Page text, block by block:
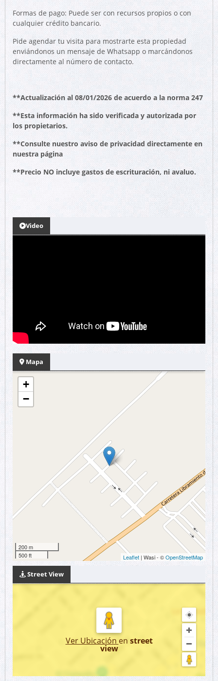
Formas de pago: Puede ser con recursos propios o con
cualquier crédito bancario.
Pide agendar tu visita para mostrarte esta propiedad
enviándonos un mensaje de Whatsapp o marcándonos
directamente al número de contacto.
**Actualización al 08/01/2026 de acuerdo a la norma 247
**Esta información ha sido verificada y autorizada por
los propietarios.
**Consulte nuestro aviso de privacidad directamente en
nuestra página
**Precio NO incluye gastos de escrituración, ni avaluo.
Video
Mapa
+
−
200 m
500 ft
Leaflet | Wasi - ©OpenStreetMap
Street View
Ver Ubicación en street
view